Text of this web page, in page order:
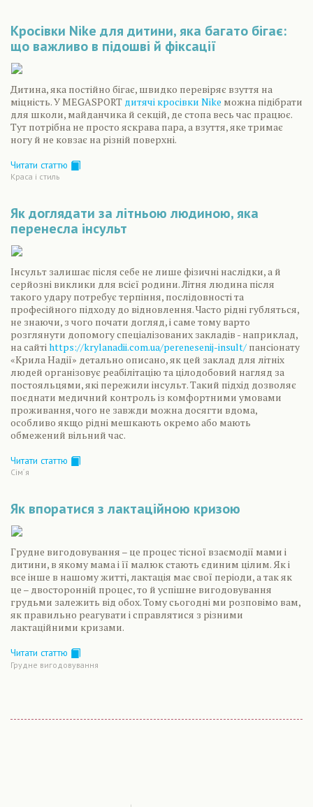
Кросівки Nike для дитини, яка багато бігає:
що важливо в підошві й фіксації
Дитина, яка постійно бігає, швидко перевіряє взуття на
міцність. У MEGASPORT дитячі кросівки Nike можна підібрати
для школи, майданчика й секцій, де стопа весь час працює.
Тут потрібна не просто яскрава пара, а взуття, яке тримає
ногу й не ковзає на різній поверхні.
Читати статтю
Краса і стиль
Як доглядати за літньою людиною, яка
перенесла інсульт
Інсульт залишає після себе не лише фізичні наслідки, а й
серйозні виклики для всієї родини. Літня людина після
такого удару потребує терпіння, послідовності та
професійного підходу до відновлення. Часто рідні губляться,
не знаючи, з чого почати догляд, і саме тому варто
розглянути допомогу спеціалізованих закладів - наприклад,
на сайтіhttps://krylanadii.com.ua/perenesenij-insult/ пансіонату
«Крила Надії» детально описано, як цей заклад для літніх
людей організовує реабілітацію та цілодобовий нагляд за
постояльцями, які пережили інсульт. Такий підхід дозволяє
поєднати медичний контроль із комфортними умовами
проживання, чого не завжди можна досягти вдома,
особливо якщо рідні мешкають окремо або мають
обмежений вільний час.
Читати статтю
Сiм´я
Як впоратися з лактаційною кризою
Грудне вигодовування – це процес тісної взаємодії мами і
дитини, в якому мама і її малюк стають єдиним цілим. Як і
все інше в нашому житті, лактація має свої періоди, а так як
це – двосторонній процес, то й успішне вигодовування
грудьми залежить від обох. Тому сьогодні ми розповімо вам,
як правильно реагувати і справлятися з різними
лактаційними кризами.
Читати статтю
Грудне вигодовування